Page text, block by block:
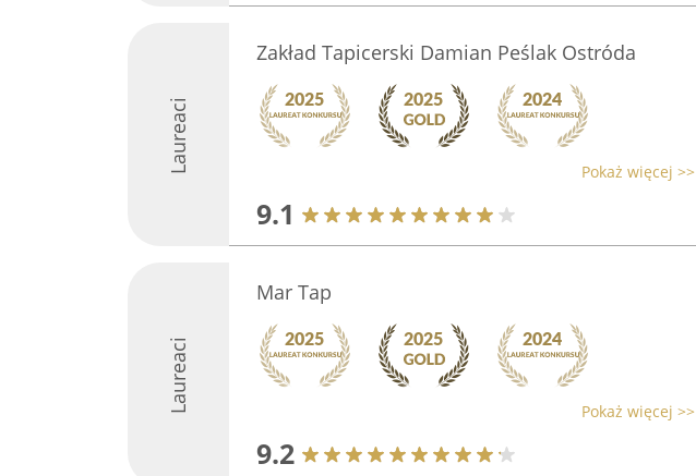
Laureaci
Zakład Tapicerski Damian Peślak Ostróda
Pokaż więcej >>
9.1
Laureaci
Mar Tap
Pokaż więcej >>
9.2